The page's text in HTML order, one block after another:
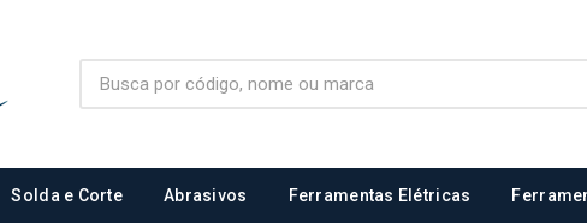
Solda e Corte Abrasivos Ferramentas Elétricas